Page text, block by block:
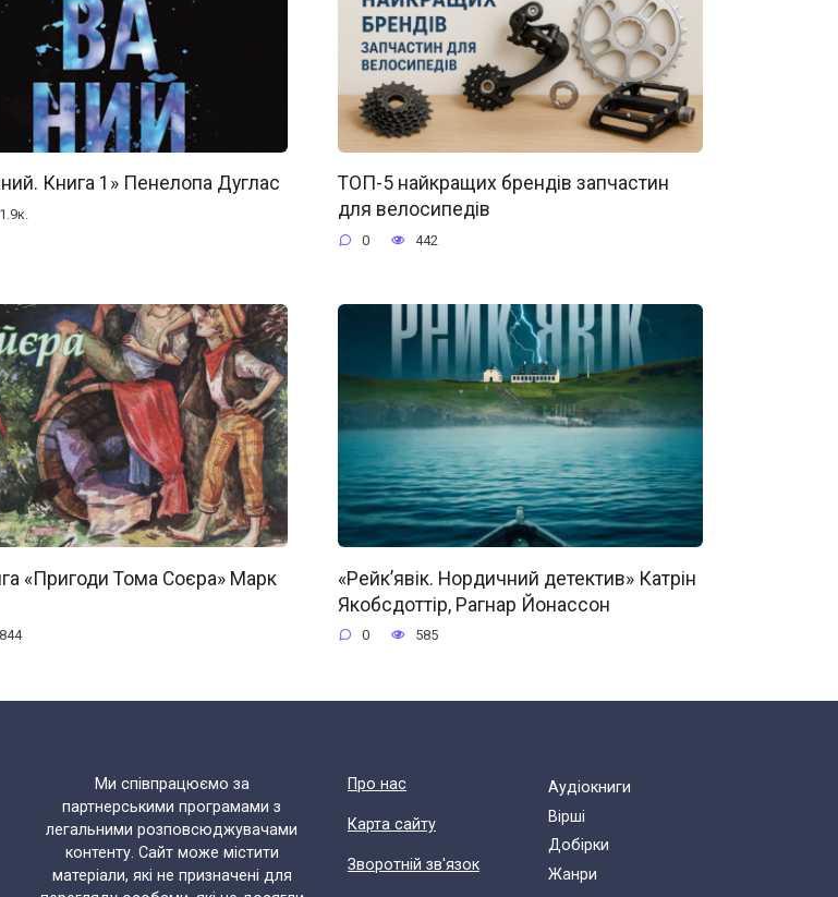
Книга 1» Пенелопа Дуглас
1.9к.
ТОП-5 найкращих брендів запчастин
для велосипедів
0 442
«Пригоди Тома Соєра» Марк
844
«Рейк’явік. Нордичний детектив» Катрін
Якобсдоттір, Рагнар Йонассон
0 585
Ми співпрацюємо за
партнерськими програмами з
легальними розповсюджувачами
контенту. Сайт може містити
матеріали, які не призначені для
Про нас
Карта сайту
Зворотній зв'язок
Аудіокниги
Вірші
Добірки
Жанри